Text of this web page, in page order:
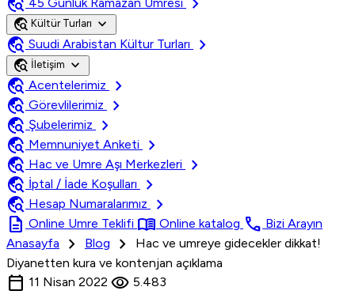
45 Günlük Ramazan Umresi
travel_explore Kültür Turları expand_more
travel_explore Suudi Arabistan Kültur Turları chevron_right
travel_explore İletişim expand_more
travel_explore Acentelerimiz
chevron_right
travel_explore Görevlilerimiz
chevron_right
travel_explore Şubelerimiz
chevron_right
travel_explore Memnuniyet Anketi
chevron_right
travel_explore Hac ve Umre Aşı Merkezleri
chevron_right
travel_explore İptal / İade Koşulları
chevron_right
travel_explore Hesap Numaralarımız
chevron_right
description Online Umre Teklifi menu_book Online katalog call Bizi Arayın
Anasayfa
chevron_right Blog chevron_right
Hac ve umreye gidecekler dikkat!
Diyanetten kura ve kontenjan açıklama
calendar_today 11 Nisan 2022 visibility 5.483